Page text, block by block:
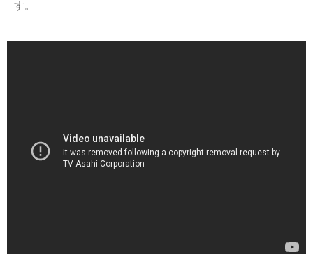
す。